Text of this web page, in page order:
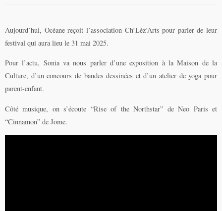
Aujourd’hui, Océane reçoit l’association Ch’Léz’Arts pour parler de leur
festival qui aura lieu le 31 mai 2025.
Pour l’actu, Sonia va nous parler d’une exposition à la Maison de la
Culture, d’un concours de bandes dessinées et d’un atelier de yoga pour
parent-enfant.
Côté musique, on s’écoute “Rise of the Northstar” de Neo Paris et
“Cinnamon” de Jome.